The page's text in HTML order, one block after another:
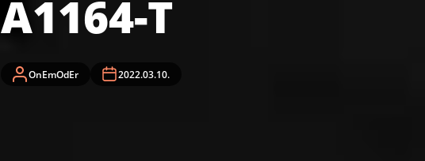
A1164-T
OnEmOdEr 2022.03.10.